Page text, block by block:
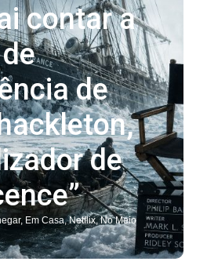
contar a
de
de
, Em Casa,Netflix,No Meio